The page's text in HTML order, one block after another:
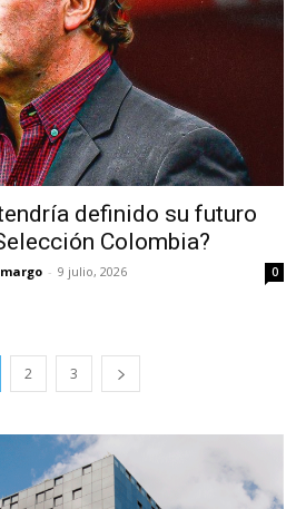
definido su futuro
Colombia?
- 9 julio, 2026 0
2 3